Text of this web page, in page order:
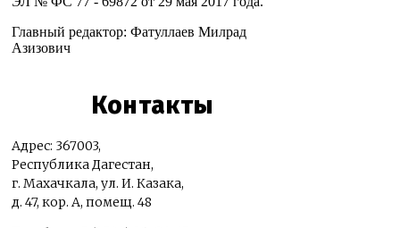
Главный редактор: Фатуллаев Милрад
Азизович
Контакты
Адрес: 367003,
Республика Дагестан,
г. Махачкала, ул. И. Казака,
д. 47, кор. А, помещ. 48